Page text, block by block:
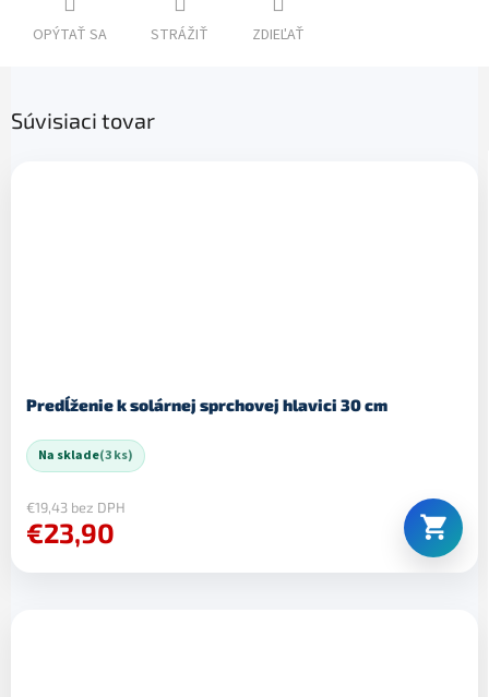
OPÝTAŤ SA STRÁŽIŤ ZDIEĽAŤ
Súvisiaci tovar
Predĺženie k solárnej sprchovej hlavici 30 cm
Na sklade(3 ks)
€19,43 bez DPH
€23,90